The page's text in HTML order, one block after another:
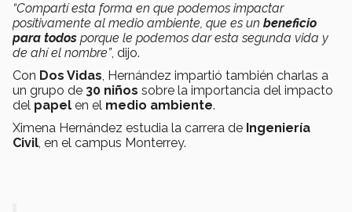
“Compartí esta forma en que podemos impactar
positivamente al medio ambiente, que es un beneficio
para todos porque le podemos dar esta segunda vida y
de ahí el nombre”, dijo.
Con Dos Vidas, Hernández impartió también charlas a
un grupo de 30 niños sobre la importancia del impacto
del papel en el medio ambiente.
Ximena Hernández estudia la carrera de Ingeniería
Civil, en el campus Monterrey.